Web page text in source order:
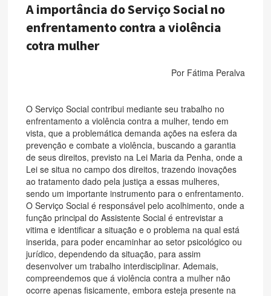
A importância do Serviço Social no
enfrentamento contra a violência
cotra mulher
Por Fátima Peralva
O Serviço Social contribui mediante seu trabalho no
enfrentamento a violência contra a mulher, tendo em
vista, que a problemática demanda ações na esfera da
prevenção e combate a violência, buscando a garantia
de seus direitos, previsto na Lei Maria da Penha, onde a
Lei se situa no campo dos direitos, trazendo inovações
ao tratamento dado pela justiça a essas mulheres,
sendo um importante instrumento para o enfrentamento.
O Serviço Social é responsável pelo acolhimento, onde a
função principal do Assistente Social é entrevistar a
vitima e identificar a situação e o problema na qual está
inserida, para poder encaminhar ao setor psicológico ou
jurídico, dependendo da situação, para assim
desenvolver um trabalho interdisciplinar. Ademais,
compreendemos que á violência contra a mulher não
ocorre apenas fisicamente, embora esteja presente na